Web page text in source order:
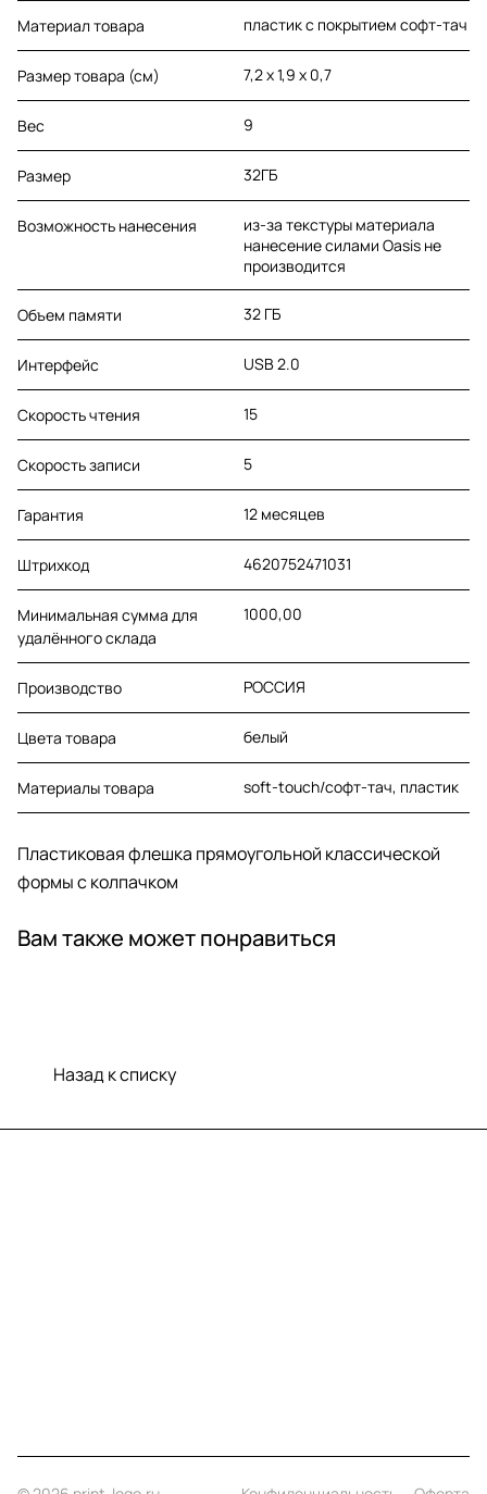
Материал товара пластик с покрытием софт-тач
Размер товара (см) 7,2 х 1,9 х 0,7
Вес 9
Размер 32ГБ
Возможность нанесения
из-за текстуры материала
нанесение силами Oasis не
производится
Объем памяти 32 ГБ
Интерфейс USB 2.0
Скорость чтения 15
Скорость записи 5
Гарантия 12 месяцев
Штрихкод 4620752471031
Минимальная сумма для
удалённого склада
1000,00
Производство РОССИЯ
Цвета товара белый
Материалы товара soft-touch/софт-тач, пластик
Пластиковая флешка прямоугольной классической
формы с колпачком
Вам также может понравиться
Назад к списку